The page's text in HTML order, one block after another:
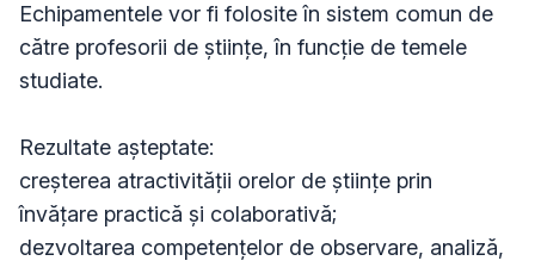
Echipamentele vor fi folosite în sistem comun de
către profesorii de științe, în funcție de temele
studiate.
Rezultate așteptate:
creșterea atractivității orelor de științe prin
învățare practică și colaborativă;
dezvoltarea competențelor de observare, analiză,